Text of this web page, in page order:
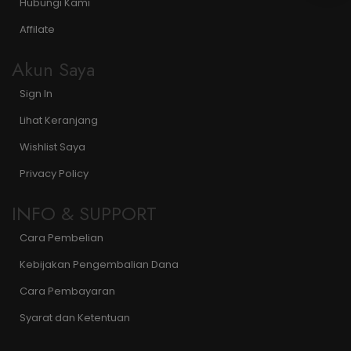
Hubungi Kami
Affilate
Akun Saya
Sign In
Lihat Keranjang
Wishlist Saya
Privacy Policy
INFO & SUPPORT
Cara Pembelian
Kebijakan Pengembalian Dana
Cara Pembayaran
Syarat dan Ketentuan